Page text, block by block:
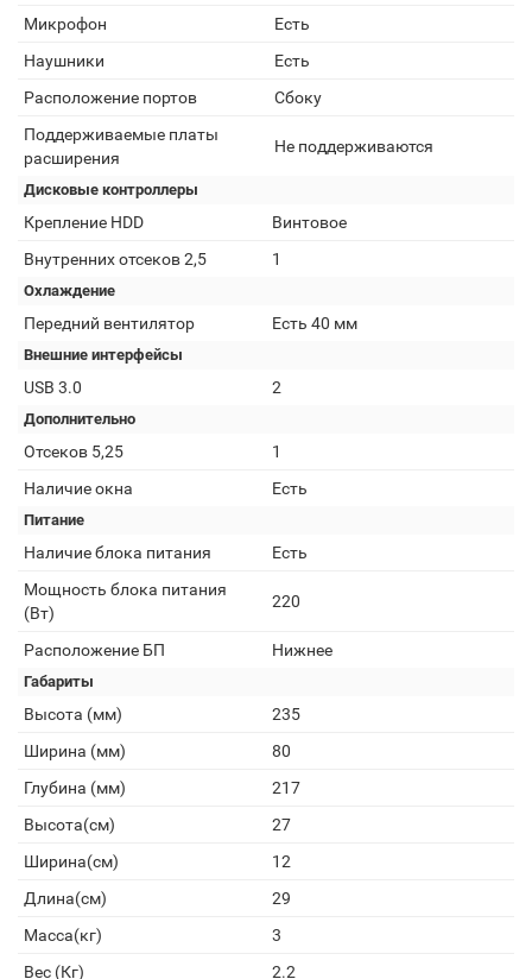
Микрофон
Есть
Наушники
Есть
Расположение портов
Сбоку
Поддерживаемые платы
расширения
Не поддерживаются
Дисковые контроллеры
Крепление HDD
Винтовое
Внутренних отсеков 2,5
1
Охлаждение
Передний вентилятор Есть 40 мм
Внешние интерфейсы
USB 3.0 2
Дополнительно
Отсеков 5,25
1
Наличие окна
Есть
Питание
Наличие блока питания
Есть
Мощность блока питания
(Вт)
220
Расположение БП Нижнее
Габариты
Высота (мм)
235
Ширина (мм)
80
Глубина (мм)
217
Высота(см)
27
Ширина(см)
12
Длина(см)
29
Масса(кг)
3
Вес (Кг)
2.2